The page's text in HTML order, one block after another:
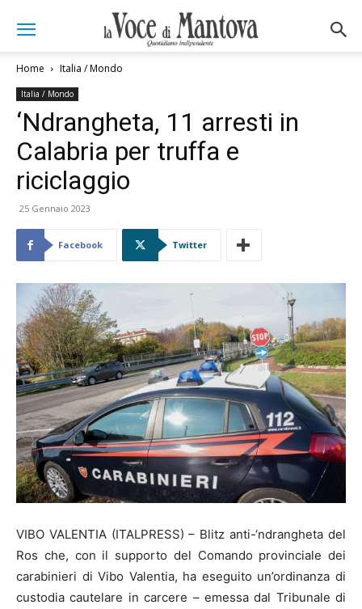
Home Italia / Mondo
Italia / Mondo
‘Ndrangheta, 11 arresti in
Calabria per truffa e
riciclaggio
25 Gennaio 2023
Facebook Twitter
VIBO VALENTIA (ITALPRESS) – Blitz anti-‘ndrangheta del
Ros che, con il supporto del Comando provinciale dei
carabinieri di Vibo Valentia, ha eseguito un’ordinanza di
custodia cautelare in carcere – emessa dal Tribunale di